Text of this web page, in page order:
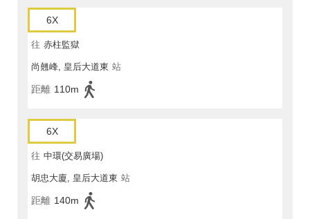
6X
往 赤柱監獄
尚翹峰, 皇后大道東 站
距離 110m
6X
往 中環(交易廣場)
胡忠大廈, 皇后大道東 站
距離 140m